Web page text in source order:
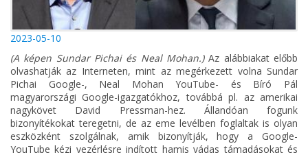
2023-05-10
(A képen Sundar Pichai és Neal Mohan.)Az alábbiakat előbb
olvashatják az Interneten, mint az megérkezett volna Sundar
Pichai Google-, Neal Mohan YouTube- és Bíró Pál
magyarországi Google-igazgatókhoz, továbbá pl. az amerikai
nagykövet David Pressman-hez. Állandóan fogunk
bizonyítékokat teregetni, de az eme levélben foglaltak is olyan
eszközként szolgálnak, amik bizonyítják, hogy a Google-
YouTube kézi vezérlésre indított hamis vádas támadásokat és